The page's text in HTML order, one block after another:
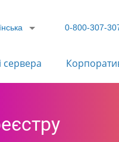
0-800-307-
сервера